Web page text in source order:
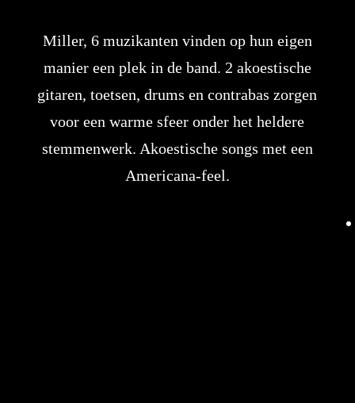
Miller, 6 muzikanten vinden op hun eigen
manier een plek in de band. 2 akoestische
gitaren, toetsen, drums en contrabas zorgen
voor een warme sfeer onder het heldere
stemmenwerk. Akoestische songs met een
Americana-feel.